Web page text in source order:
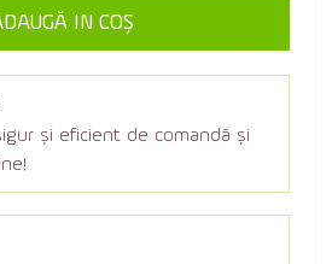
IN COŞ
şi eficient de comandă şi